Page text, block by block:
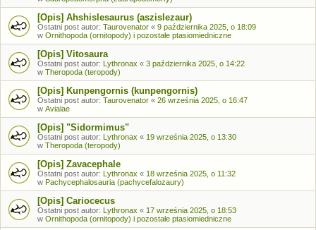
[Opis] Ahshislesaurus (aszislezaur)
Ostatni post autor: Taurovenator « 9 października 2025, o 18:09
w Ornithopoda (ornitopody) i pozostałe ptasiomiedniczne
[Opis] Vitosaura
Ostatni post autor: Lythronax « 3 października 2025, o 14:22
w Theropoda (teropody)
[Opis] Kunpengornis (kunpengornis)
Ostatni post autor: Taurovenator « 26 września 2025, o 16:47
w Avialae
[Opis] "Sidormimus"
Ostatni post autor: Lythronax « 19 września 2025, o 13:30
w Theropoda (teropody)
[Opis] Zavacephale
Ostatni post autor: Lythronax « 18 września 2025, o 11:32
w Pachycephalosauria (pachycefalozaury)
[Opis] Cariocecus
Ostatni post autor: Lythronax « 17 września 2025, o 18:53
w Ornithopoda (ornitopody) i pozostałe ptasiomiedniczne